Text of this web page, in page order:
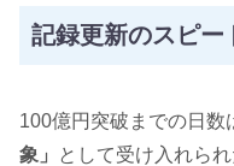
記録更新のスピー
100億円突破までの日数
象」
として受け入れら